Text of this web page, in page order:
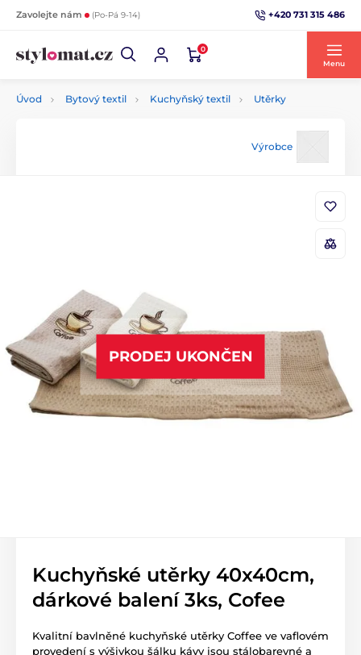
Zavolejte nám (Po-Pá 9-14) +420 731 315 486
0
Menu
Úvod Bytový textil Kuchyňský textil Utěrky
Výrobce
PRODEJ UKONČEN
Kuchyňské utěrky 40x40cm,
dárkové balení 3ks, Cofee
Kvalitní bavlněné kuchyňské utěrky Coffee ve vaflovém
provedení s výšivkou šálku kávy jsou stálobarevné a